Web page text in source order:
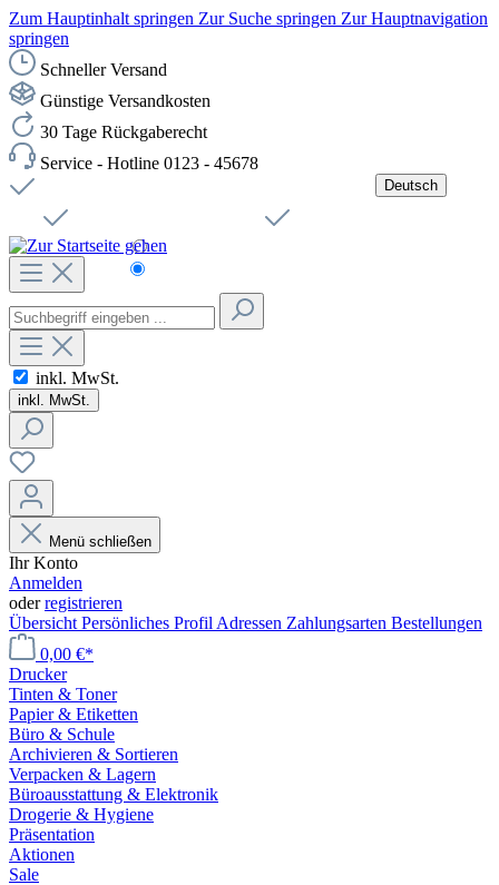
Zum Hauptinhalt springen Zur Suche springen Zur Hauptnavigation
springen
Schneller Versand
Günstige Versandkosten
30 Tage Rückgaberecht
Service - Hotline 0123 - 45678
Deutsch
Čeština
inkl. MwSt.
inkl. MwSt.
Menü schließen
Ihr Konto
Anmelden
oderregistrieren
Übersicht Persönliches Profil Adressen Zahlungsarten Bestellungen
0,00 €*
Drucker
Tinten & Toner
Papier & Etiketten
Büro & Schule
Archivieren & Sortieren
Verpacken & Lagern
Büroausstattung & Elektronik
Drogerie & Hygiene
Präsentation
Aktionen
Sale